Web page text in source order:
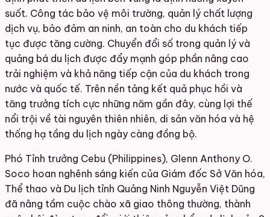
suốt. Công tác bảo vệ môi trường, quản lý chất lượng
dịch vụ, bảo đảm an ninh, an toàn cho du khách tiếp
tục được tăng cường. Chuyển đổi số trong quản lý và
quảng bá du lịch được đẩy mạnh góp phần nâng cao
trải nghiệm và khả năng tiếp cận của du khách trong
nước và quốc tế. Trên nền tảng kết quả phục hồi và
tăng trưởng tích cực những năm gần đây, cùng lợi thế
nổi trội về tài nguyên thiên nhiên, di sản văn hóa và hệ
thống hạ tầng du lịch ngày càng đồng bộ.
Phó Tỉnh trưởng Cebu (Philippines), Glenn Anthony O.
Soco hoan nghênh sáng kiến của Giám đốc Sở Văn hóa,
Thể thao và Du lịch tỉnh Quảng Ninh Nguyễn Việt Dũng
đã nâng tầm cuộc chào xã giao thông thường, thành